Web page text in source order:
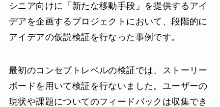
シニア向けに「新たな移動手段」を提供するアイ
デアを企画するプロジェクトにおいて、段階的に
アイデアの仮説検証を行なった事例です。
最初のコンセプトレベルの検証では、ストーリー
ボードを用いて検証を行ないました。ユーザーの
現状や課題についてのフィードバックは収集でき